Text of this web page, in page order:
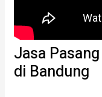
Jasa
di Bandung